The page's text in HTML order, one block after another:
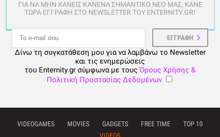
ΓΙΑ ΝΑ ΜΗΝ ΧΑΝΕΙΣ ΚΑΝΕΝΑ ΣΗΜΑΝΤΙΚΟ ΝΕΟ ΜΑΣ, ΚΑΝΕ
ΤΩΡΑ ΕΓΓΡΑΦΗ ΣΤΟ NEWSLETTER ΤΟΥ ENTERNITY.GR!
Δίνω τη συγκατάθεση μου για να λαμβάνω το Newsletter
και τις ενημερώσεις
του Enternity.gr σύμφωνα με τους Όρους Χρήσης &
Πολιτική Προστασίας Δεδομένων
VIDEOGAMES MOVIES GADGETS FREE TIME
TOP 10
VIDEOS